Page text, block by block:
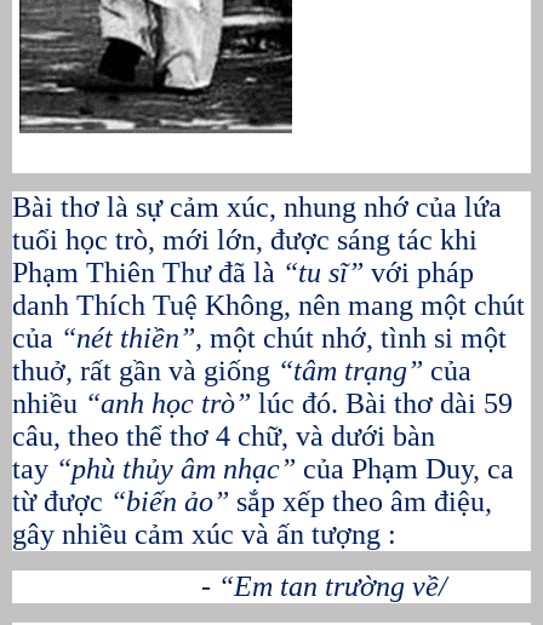
Bài thơ là sự cảm xúc, nhung nhớ của lứa
tuổi học trò, mới lớn, được sáng tác khi
Phạm Thiên Thư đã là “tu sĩ” với pháp
danh Thích Tuệ Không, nên mang một chút
của “nét thiền”, một chút nhớ, tình si một
thuở, rất gần và giống “tâm trạng” của
nhiều “anh học trò” lúc đó. Bài thơ dài 59
câu, theo thể thơ 4 chữ, và dưới bàn
tay “phù thủy âm nhạc” của Phạm Duy, ca
từ được “biến ảo” sắp xếp theo âm điệu,
gây nhiều cảm xúc và ấn tượng :
- “Em tan trường về/